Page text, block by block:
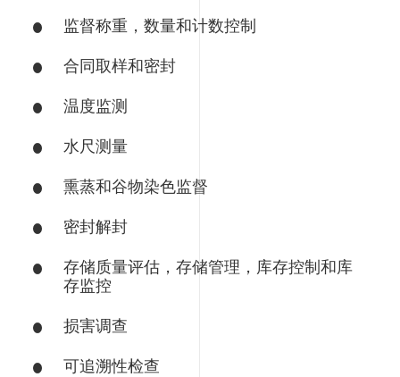
监督称重，数量和计数控制
合同取样和密封
温度监测
水尺测量
熏蒸和谷物染色监督
密封解封
存储质量评估，存储管理，库存控制和库
存监控
损害调查
可追溯性检查